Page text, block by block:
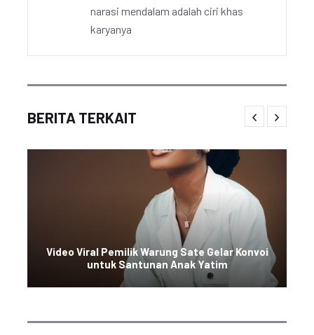
narasi mendalam adalah ciri khas
karyanya
BERITA TERKAIT
Video Viral Pemilik Warung Sate Gelar Konvoi
untuk Santunan Anak Yatim